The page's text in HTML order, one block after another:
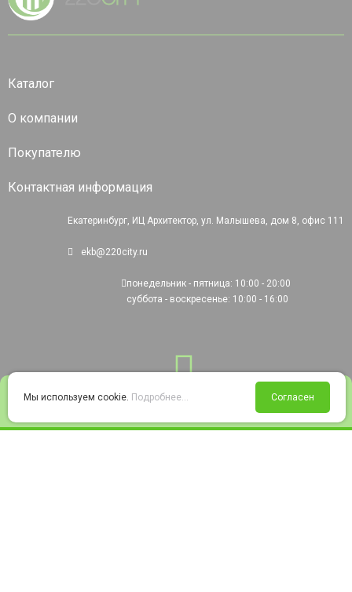
Войти Избранное Корзина
Каталог
О компании
Покупателю
Контактная информация
Екатеринбург, ИЦ Архитектор, ул. Малышева, дом 8, офис 111
ekb@220city.ru
понедельник - пятница: 10:00 - 20:00
суббота - воскресенье: 10:00 - 16:00
Мы используем cookie. Подробнее... Согласен